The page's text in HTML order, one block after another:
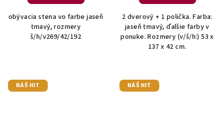
obývacia stena vo farbe jaseň
tmavý, rozmery
š/h/v269/42/192
2 dverový + 1 polička. Farba:
jaseň tmavý, ďalšie farby v
ponuke. Rozmery (v/š/h:) 53 x
137 x 42 cm.
NÁŠ HIT NÁŠ HIT